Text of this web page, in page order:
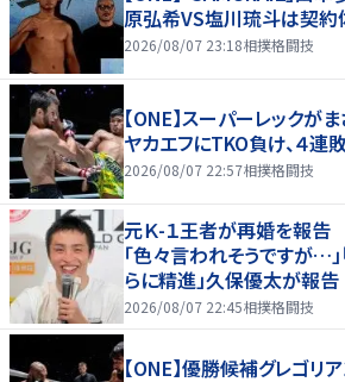
原弘希VS塩川琉斗は契約
2026/08/07 23:18相撲格闘技
【ONE】スーパーレックが
ヤカエフにTKO負け、４連
2026/08/07 22:57相撲格闘技
元Ｋ-１王者が再婚を報告
「色々言われそうですが…
らに精進」久保優太が報告
2026/08/07 22:45相撲格闘技
【ONE】優勝候補グレゴリ